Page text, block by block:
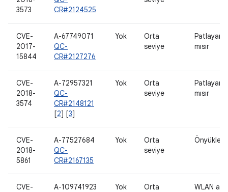
3573
CR#2124525
CVE-
2017-
15844
A-67749071
QC-
CR#2127276
Yok
Orta
seviye
Patlayan
mısır
CVE-
2018-
3574
A-72957321
QC-
CR#2148121
[2] [3]
Yok
Orta
seviye
Patlayan
mısır
CVE-
2018-
5861
A-77527684
QC-
CR#2167135
Yok
Orta
seviye
CVE-
A-109741923
Yok
Orta
WLAN ana